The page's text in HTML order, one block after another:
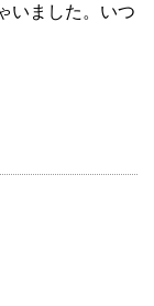
いました。いつ